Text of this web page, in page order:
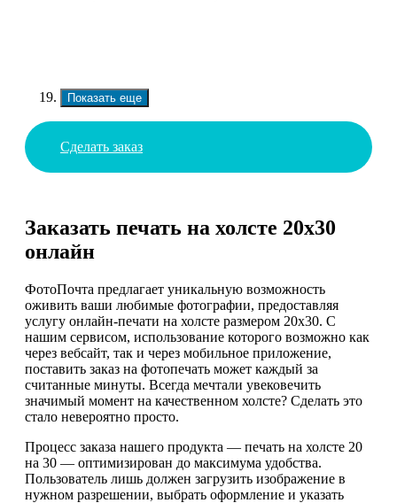
Показать еще
Сделать заказ
Заказать печать на холсте 20х30
онлайн
ФотоПочта предлагает уникальную возможность
оживить ваши любимые фотографии, предоставляя
услугу онлайн-печати на холсте размером 20х30. С
нашим сервисом, использование которого возможно как
через вебсайт, так и через мобильное приложение,
поставить заказ на фотопечать может каждый за
считанные минуты. Всегда мечтали увековечить
значимый момент на качественном холсте? Сделать это
стало невероятно просто.
Процесс заказа нашего продукта — печать на холсте 20
на 30 — оптимизирован до максимума удобства.
Пользователь лишь должен загрузить изображение в
нужном разрешении, выбрать оформление и указать